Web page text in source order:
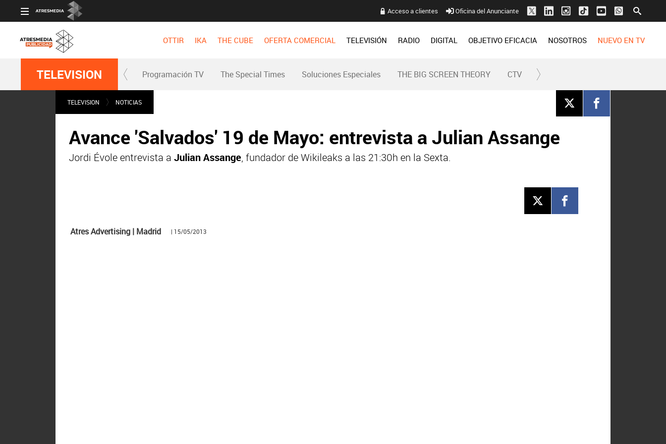
Acceso a clientes Oficina del Anunciante
OTTIR IKA THE CUBE OFERTA COMERCIAL TELEVISIÓN RADIO DIGITAL OBJETIVO EFICACIA NOSOTROS NUEVO EN TV
TELEVISION Programación TV The Special Times Soluciones Especiales THE BIG SCREEN THEORY CTV
TELEVISION NOTICIAS
Avance 'Salvados' 19 de Mayo: entrevista a Julian Assange
Jordi Évole entrevista aJulian Assange, fundador de Wikileaks a las 21:30h en la Sexta.
Atres Advertising | Madrid | 15/05/2013